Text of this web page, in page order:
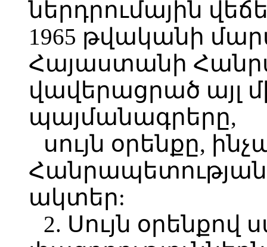
ներդրումային
1965 թվականի
Հայաստանի
վավերացրած այլ
պայմանագրերը,
սույն օրենքը,
ակտեր:
2. Սույն